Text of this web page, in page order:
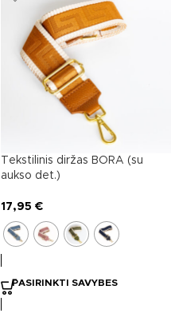
Tekstilinis diržas BORA (su
aukso det.)
17,95 €
PASIRINKTI SAVYBES